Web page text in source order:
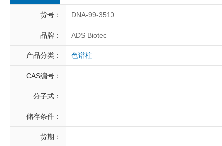
Berry & Associates
LGC Maine Standards
Abbexa AbD Serotec
货号： DNA-99-3510
品牌： ADS Biotec
产品分类： 色谱柱
CAS编号：
分子式：
储存条件：
货期：